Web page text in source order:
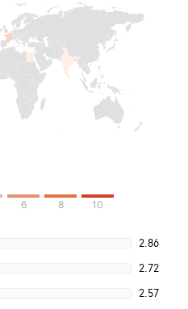
6 8 10
2.86
2.72
2.57